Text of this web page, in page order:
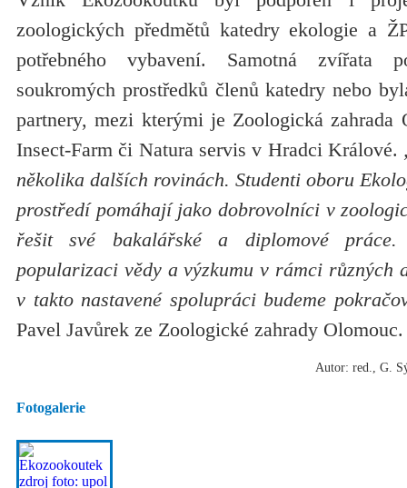
zoologických předmětů katedry ekologie a
potřebného vybavení. Samotná zvířata
soukromých prostředků členů katedry nebo
partnery, mezi kterými je Zoologická zahrada
Insect-Farm či Natura servis v Hradci Králové.
několika dalších rovinách. Studenti oboru
prostředí pomáhají jako dobrovolníci v
řešit své bakalářské a diplomové
popularizaci vědy a výzkumu v rámci různých
v takto nastavené spolupráci budeme
Pavel Javůrek ze Zoologické zahrady Olomouc.
Autor: red., G.
Fotogalerie